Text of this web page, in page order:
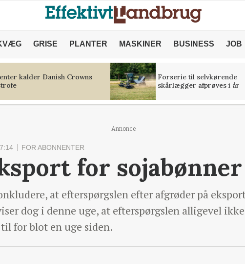
GRISE PLANTER MASKINER BUSINESS JOB
kalder Danish Crowns
Forserie til selvkørende
skårlægger afprøves i år
Annonce
FOR ABONNENTER
for
at efterspørgslen efter afgrøder på
dog i denne uge, at efterspørgslen alligevel
for blot en uge siden.